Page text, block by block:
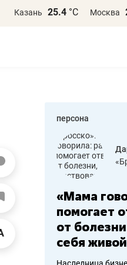
Казань 25.4 °С Москва
персона
«Мама
помогает
от
себя